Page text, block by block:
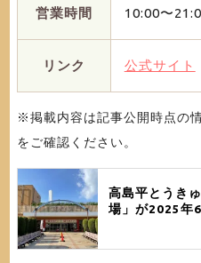
営業時間 10:00〜
リンク 公式サイト
※掲載内容は記事公開時点の
をご確認ください。
高島平とうき
場」が2025年